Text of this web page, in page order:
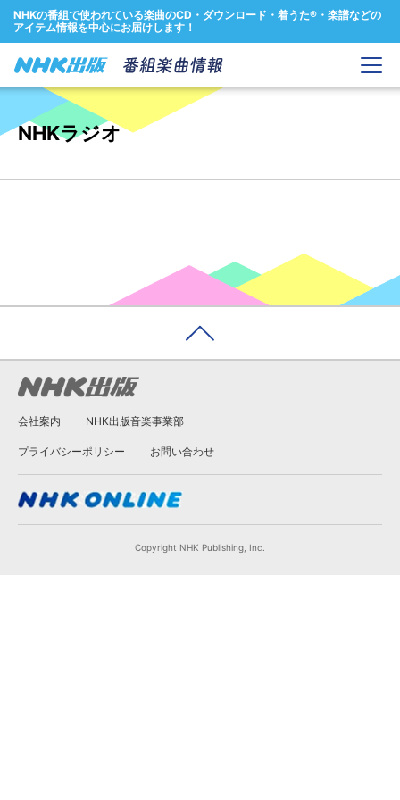
NHKの番組で使われている楽曲のCD・ダウンロード・着うた®・楽譜などの
アイテム情報を中心にお届けします！
NHKラジオ
会社案内 NHK出版音楽事業部
プライバシーポリシー お問い合わせ
Copyright NHK Publishing, Inc.